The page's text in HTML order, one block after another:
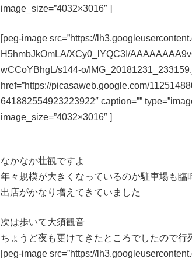
image_size=”4032×3016″ ]
[peg-image src=”https://
H5hmbJkOmLA/XCy0_lYQC3I/
wCCoYBhgL/s144-o/
href=”https://picasaweb.google.com/
641882554923223922″ caption=””
image_size=”4032×3016″ ]
なかなか壮観ですよ
年々規模が大きくなっているのか駐車場も臨
出店がかなり増えてきていました
次は歩いて大須観音
ちょうど夜も更けてきたところでしたので行
[peg-image src=”https://